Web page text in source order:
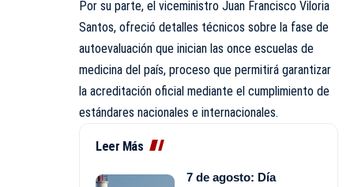
Por su parte, el viceministro Juan Francisco Viloria
Santos, ofreció detalles técnicos sobre la fase de
autoevaluación que inician las once escuelas de
medicina del país, proceso que permitirá garantizar
la acreditación oficial mediante el cumplimiento de
estándares nacionales e internacionales.
Leer Más
7 de agosto: Día